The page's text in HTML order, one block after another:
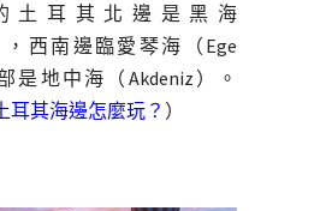
土耳其北邊是黑海
，西南邊臨愛琴海（Ege
是地中海（Akdeniz）。
耳其海邊怎麼玩？ ）